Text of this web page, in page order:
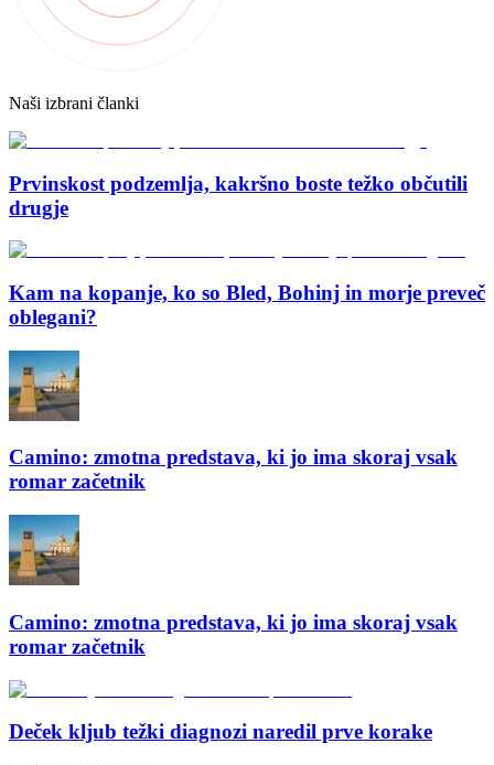
Naši izbrani članki
Prvinskost podzemlja, kakršno boste težko občutili
drugje
Kam na kopanje, ko so Bled, Bohinj in morje preveč
oblegani?
Camino: zmotna predstava, ki jo ima skoraj vsak
romar začetnik
Camino: zmotna predstava, ki jo ima skoraj vsak
romar začetnik
Deček kljub težki diagnozi naredil prve korake